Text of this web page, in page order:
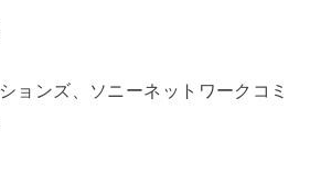
ョンズ、ソニーネットワークコミ